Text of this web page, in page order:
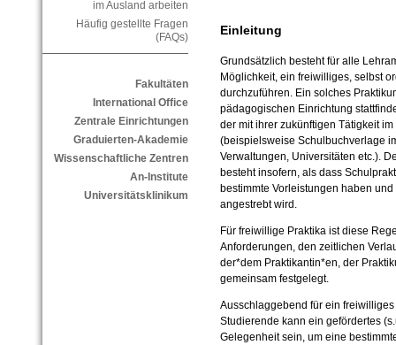
im Ausland arbeiten
Häufig gestellte Fragen
(FAQs)
Fakultäten
International Office
Zentrale Einrichtungen
Graduierten-Akademie
Wissenschaftliche Zentren
An-Institute
Universitätsklinikum
Einleitung
Grundsätzlich besteht für alle
Möglichkeit, ein freiwilliges, selbst
durchzuführen. Ein solches
pädagogischen Einrichtung
der mit ihrer zukünftigen Tätigkeit
(beispielsweise Schulbuchverlage
Verwaltungen, Universitäten etc.).
besteht insofern, als dass
bestimmte Vorleistungen haben
angestrebt wird.
Für freiwillige Praktika ist diese
Anforderungen, den zeitlichen
der*dem Praktikantin*en, der
gemeinsam festgelegt.
Ausschlaggebend für ein
Studierende kann ein gefördertes
Gelegenheit sein, um eine